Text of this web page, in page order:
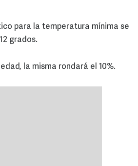
para la temperatura mínima se
grados.
la misma rondará el 10%.